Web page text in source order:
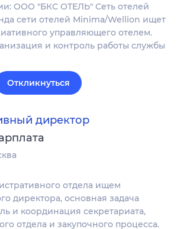
ООО "БКС ОТЕЛЬ" Сеть отелей
сети отелей Minima/Wellion ищет
управляющего отелем.
и контроль работы службы
Откликнуться
директор
отдела ищем
директора, основная задача
и координация секретариата,
отдела и закупочного процесса.